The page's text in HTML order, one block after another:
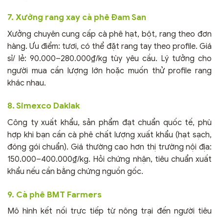
7. Xưởng rang xay cà phê Đam San
Xưởng chuyên cung cấp cà phê hạt, bột, rang theo đơn
hàng. Ưu điểm: tươi, có thể đặt rang tay theo profile. Giá
sỉ/ lẻ: 90.000–280.000₫/kg tùy yêu cầu. Lý tưởng cho
người mua cần lượng lớn hoặc muốn thử profile rang
khác nhau.
8. Simexco Daklak
Công ty xuất khẩu, sản phẩm đạt chuẩn quốc tế, phù
hợp khi bạn cần cà phê chất lượng xuất khẩu (hạt sạch,
đóng gói chuẩn). Giá thường cao hơn thị trường nội địa:
150.000–400.000₫/kg. Hỏi chứng nhận, tiêu chuẩn xuất
khẩu nếu cần bằng chứng nguồn gốc.
9. Cà phê BMT Farmers
Mô hình kết nối trực tiếp từ nông trại đến người tiêu